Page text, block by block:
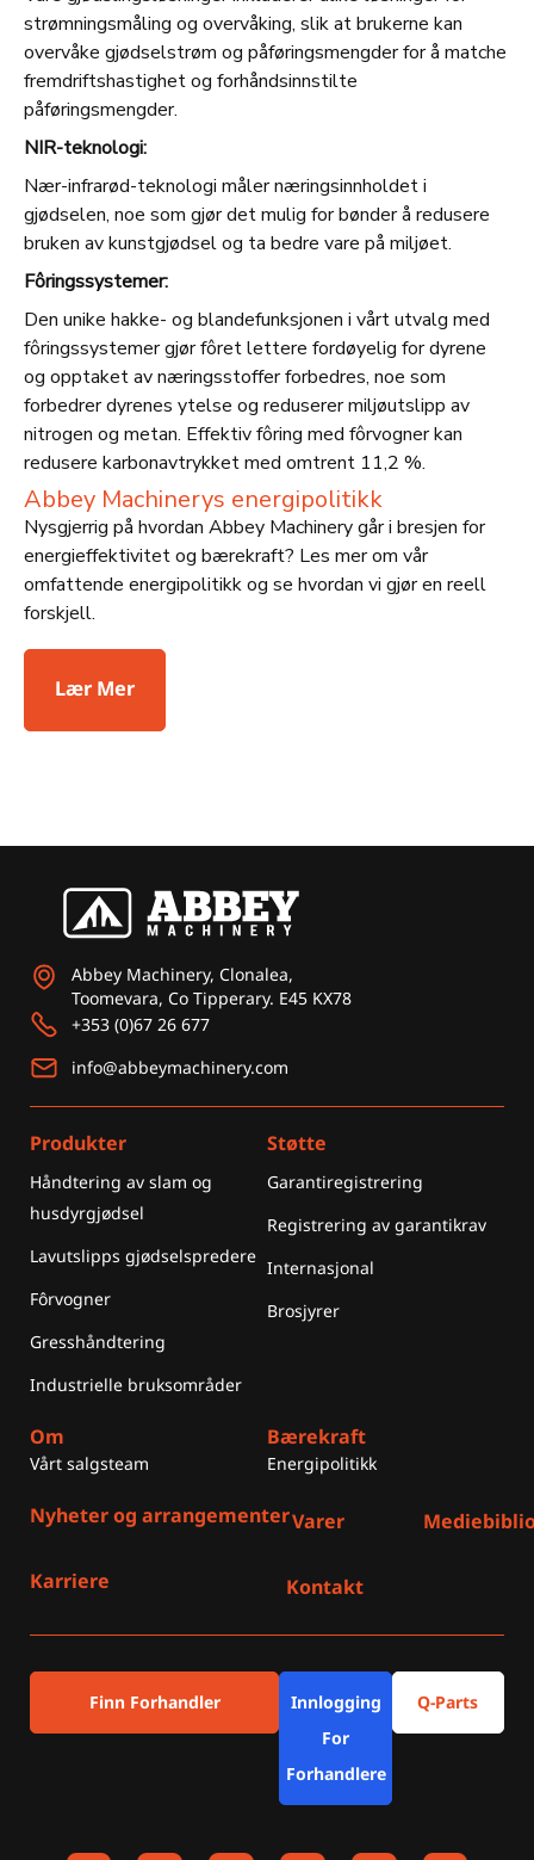
strømningsmåling og overvåking, slik at brukerne kan
overvåke gjødselstrøm og påføringsmengder for å matche
fremdriftshastighet og forhåndsinnstilte
påføringsmengder.
NIR-teknologi:
Nær-infrarød-teknologi måler næringsinnholdet i
gjødselen, noe som gjør det mulig for bønder å redusere
bruken av kunstgjødsel og ta bedre vare på miljøet.
Fôringssystemer:
Den unike hakke- og blandefunksjonen i vårt utvalg med
fôringssystemer gjør fôret lettere fordøyelig for dyrene
og opptaket av næringsstoffer forbedres, noe som
forbedrer dyrenes ytelse og reduserer miljøutslipp av
nitrogen og metan. Effektiv fôring med fôrvogner kan
redusere karbonavtrykket med omtrent 11,2 %.
Abbey Machinerys energipolitikk
Nysgjerrig på hvordan Abbey Machinery går i bresjen for
energieffektivitet og bærekraft? Les mer om vår
omfattende energipolitikk og se hvordan vi gjør en reell
forskjell.
Lær Mer
Abbey Machinery, Clonalea,
Toomevara, Co Tipperary. E45 KX78
+353 (0)67 26 677
info@abbeymachinery.com
Produkter
Håndtering av slam og
husdyrgjødsel
Lavutslipps gjødselspredere
Fôrvogner
Gresshåndtering
Industrielle bruksområder
Støtte
Garantiregistrering
Registrering av garantikrav
Internasjonal
Brosjyrer
Om
Vårt salgsteam
Bærekraft
Energipolitikk
Nyheter og arrangementerVarer
Karriere Kontakt
Finn Forhandler
Innlogging
For
Forhandlere
Q-Parts